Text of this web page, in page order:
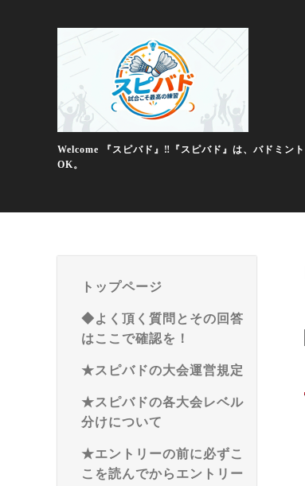
Welcome 『スピバド』‼️『スピバド』は、バドミン
OK。
トップページ
◆よく頂く質問とその回答
はここで確認を！
★スピバドの大会運営規定
★スピバドの各大会レベル
分けについて
★エントリーの前に必ずこ
こを読んでからエントリー